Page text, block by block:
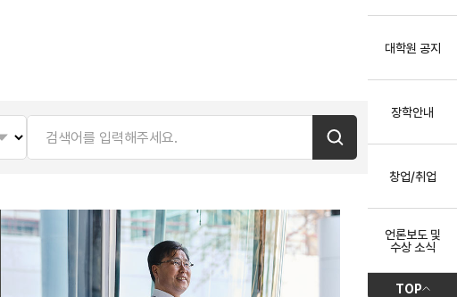
검색
대학원 공지
장학안내
창업/취업
언론보도 및
수상 소식
TOP